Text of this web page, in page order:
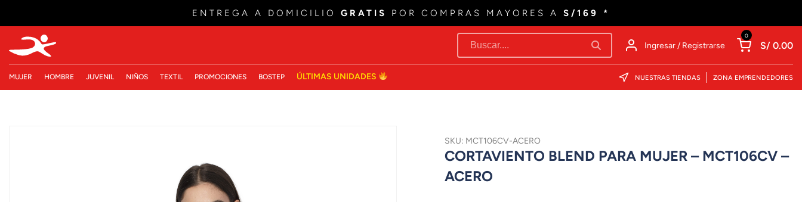
ENTREGA A DOMICILIO GRATIS POR COMPRAS MAYORES A S/169 *
Ingresar / Registrarse
0
S/ 0.00
MUJER HOMBRE JUVENIL NIÑOS TEXTIL PROMOCIONES BOSTEP ÚLTIMAS UNIDADES NUESTRAS TIENDAS ZONA EMPRENDEDORES
SKU: MCT106CV-ACERO
CORTAVIENTO BLEND PARA MUJER – MCT106CV –
ACERO